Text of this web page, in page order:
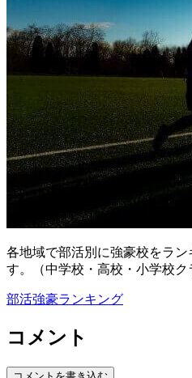
各地域で部活別に強豪校をラン
す。（中学校・高校・小学校ク
部活強豪ランキング
コメント